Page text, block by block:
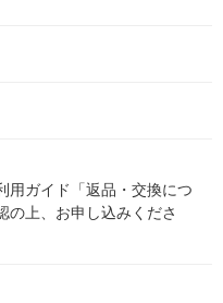
用ガイド「返品・交換につ
の上、お申し込みくださ